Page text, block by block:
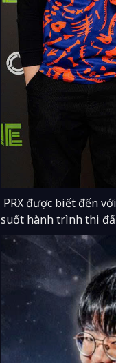
PRX được biết đến
suốt hành trình thi